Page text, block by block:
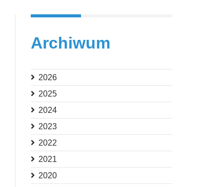
Archiwum
2026
2025
2024
2023
2022
2021
2020